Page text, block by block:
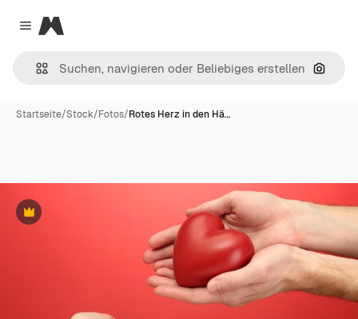
Close menu
Magnific
Nach
Startseite/Stock/Fotos/Rotes Herz in den Hä…
Premium